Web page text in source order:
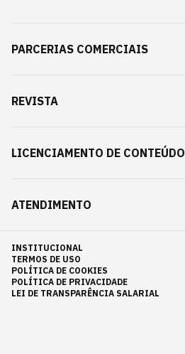
PARCERIAS COMERCIAIS
REVISTA
LICENCIAMENTO DE CONTEÚDO
ATENDIMENTO
INSTITUCIONAL
TERMOS DE USO
POLÍTICA DE COOKIES
POLÍTICA DE PRIVACIDADE
LEI DE TRANSPARÊNCIA SALARIAL